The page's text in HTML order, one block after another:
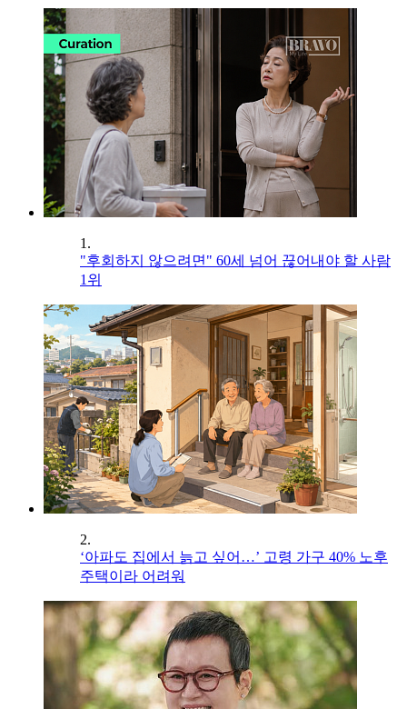
1.
"후회하지 않으려면" 60세 넘어 끊어내야 할 사람
1위
2.
‘아파도 집에서 늙고 싶어…’ 고령 가구 40% 노후
주택이라 어려워